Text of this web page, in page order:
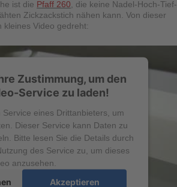
ist die Pfaff 260 , die keine Nadel-Hoch-Tief-
Zickzackstich nähen kann. Von dieser
kleines Video gedreht:
Zustimmung, um den
Service zu laden!
eines Drittanbieters, um
Dieser Service kann Daten zu
Bitte lesen Sie die Details durch
des Service zu, um dieses
anzusehen.
Akzeptieren